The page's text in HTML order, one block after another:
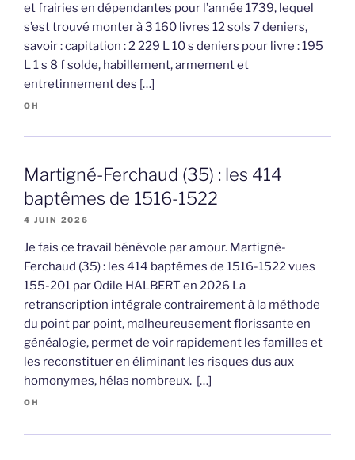
et frairies en dépendantes pour l’année 1739, lequel
s’est trouvé monter à 3 160 livres 12 sols 7 deniers,
savoir : capitation : 2 229 L 10 s deniers pour livre : 195
L 1 s 8 f solde, habillement, armement et
entretinnement des […]
OH
Martigné-Ferchaud (35) : les 414
baptêmes de 1516-1522
4 JUIN 2026
Je fais ce travail bénévole par amour. Martigné-
Ferchaud (35) : les 414 baptêmes de 1516-1522 vues
155-201 par Odile HALBERT en 2026 La
retranscription intégrale contrairement à la méthode
du point par point, malheureusement florissante en
généalogie, permet de voir rapidement les familles et
les reconstituer en éliminant les risques dus aux
homonymes, hélas nombreux. […]
OH